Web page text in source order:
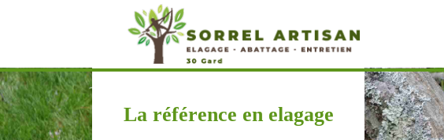
La référence en elagage